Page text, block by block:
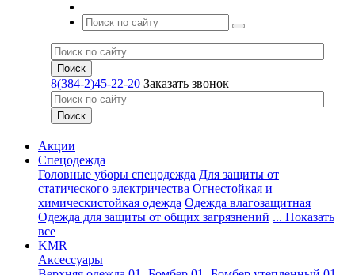
8(384-2)45-22-20 Заказать звонок
Акции
Спецодежда
Головные уборы спецодежда Для защиты от
статического электричества Огнестойкая и
химическистойкая одежда Одежда влагозащитная
Одежда для защиты от общих загрязнений ... Показать
все
KMR
Аксессуары